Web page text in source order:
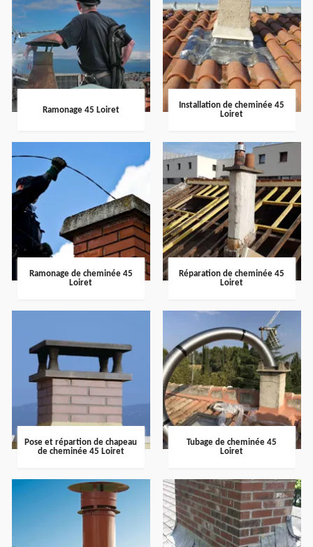
Ramonage 45 Loiret
Installation de cheminée 45
Loiret
Ramonage de cheminée 45
Loiret
Réparation de cheminée 45
Loiret
Pose et répartion de chapeau
de cheminée 45 Loiret
Tubage de cheminée 45
Loiret